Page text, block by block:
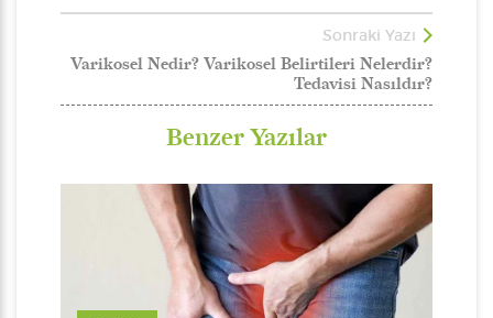
Sonraki Yazı
Varikosel Nedir? Varikosel Belirtileri Nelerdir?
Tedavisi Nasıldır?
Benzer Yazılar